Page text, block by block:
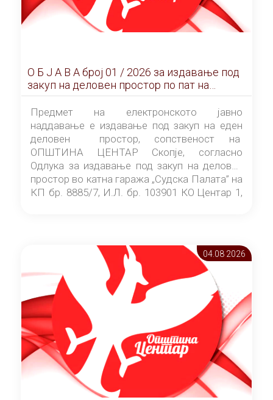
О Б Ј А В А брoj 01 / 2026 за издавање под
закуп на деловен простор по пат на
ЕЛЕКТРОНСКО ЈАВНО НАДДАВАЊЕ
Предмет на електронското јавно
наддавање е издавање под закуп на еден
деловен простор, сопственост на
ОПШТИНА ЦЕНТАР Скопје, согласно
Одлука за издавање под закуп на деловен
простор во катна гаража „Судска Палата” на
КП бр. 8885/7, И.Л. бр. 103901 КО Центар 1,
Скопје” број 9/2026), за времетраење од 3
(три) години од денот на потпишувањето на
Договорот за закуп со најповолниот
понудувач.
04.08 2026